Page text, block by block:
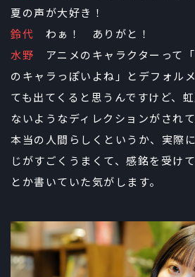
夏の声が大好き！
鈴代 わぁ！ ありがと！
水野 アニメのキャラクターって
のキャラっぽいよね」とデフォル
ても出てくると思うんですけど、
ないようなディレクションがされ
本当の人間らしくというか、実際
じがすごくうまくて、感銘を受け
とか書いていた気がします。